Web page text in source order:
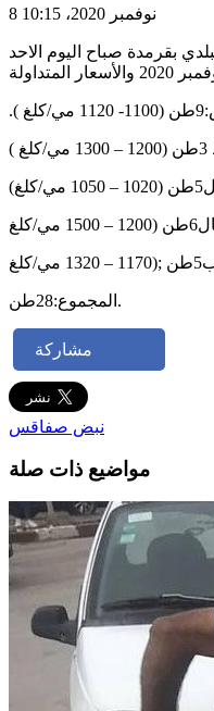
8 نوفمبر 2020، 10:15
بقرمدة صباح اليوم الاحد
)
)
كلغ)
مي/كلغ
كلغ
المجموع:28طن.
مشاركة
نبض صفاقس
مواضيع ذات صلة